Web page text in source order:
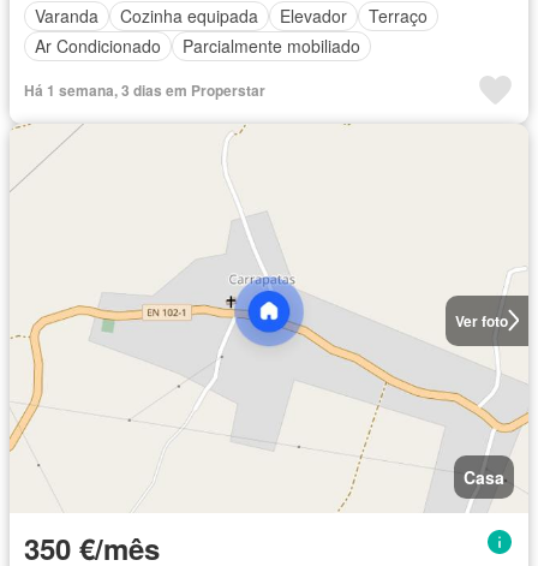
Varanda
Cozinha equipada Elevador
Terraço
Ar Condicionado
Parcialmente mobiliado
Há 1 semana, 3 dias em Properstar
Ver foto
Casa
350 €/mês